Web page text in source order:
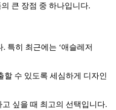
큰 장점 중 하나입니다.
특히 최근에는 ‘애슬레저
할 수 있도록 세심하게 디자인
싶을 때 최고의 선택입니다.